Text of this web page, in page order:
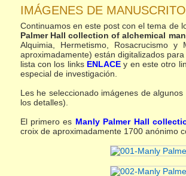
IMÁGENES DE
Continuamos en este post con el tema de
Palmer Hall collection of alchemical
Alquimia, Hermetismo, Rosacrucismo
aproximadamente) están digitalizados
lista con los links ENLACE y en este otro
especial de investigación.
Les he seleccionado imágenes de
los detalles).
El primero es Manly Palmer Hall
croix de aproximadamente 1700 anónimo